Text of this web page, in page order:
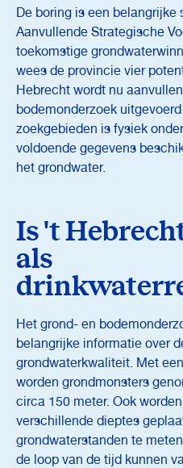
De boring is een
Aanvullende Strategische
toekomstige
wees de provincie vier
Hebrecht wordt nu
bodemonderzoek
zoekgebieden is fysiek
voldoende gegevens
het grondwater.
Is 't
als
Het grond- en
belangrijke informatie over
grondwaterkwaliteit. Met
worden grondmonsters
circa 150 meter. Ook
verschillende dieptes
grondwaterstanden te
de loop van de tijd kunnen